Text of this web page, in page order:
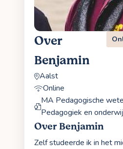
Over
Benjamin
Aalst
Online
MA Pedagogische
Pedagogiek en
Over Benjamin
Zelf studeerde ik in het